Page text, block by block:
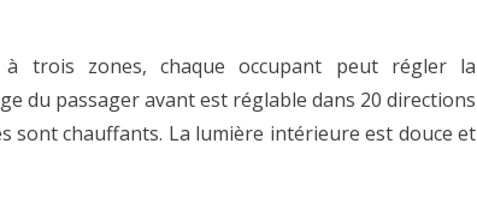
trois zones, chaque occupant peut régler la
du passager avant est réglable dans 20 directions
sont chauffants. La lumière intérieure est douce et